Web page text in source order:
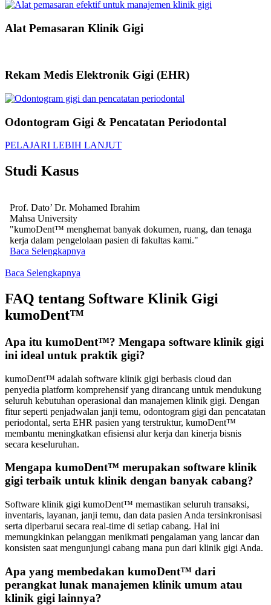
Alat Pemasaran Klinik Gigi
Rekam Medis Elektronik Gigi (EHR)
Odontogram Gigi & Pencatatan Periodontal
PELAJARI LEBIH LANJUT
Studi Kasus
Prof. Dato’ Dr. Mohamed Ibrahim
Mahsa University
"kumoDent™ menghemat banyak dokumen, ruang, dan tenaga
kerja dalam pengelolaan pasien di fakultas kami."
Baca Selengkapnya
Baca Selengkapnya
FAQ tentang Software Klinik Gigi
kumoDent™
Apa itu kumoDent™? Mengapa software klinik gigi
ini ideal untuk praktik gigi?
kumoDent™ adalah software klinik gigi berbasis cloud dan
penyedia platform komprehensif yang dirancang untuk mendukung
seluruh kebutuhan operasional dan manajemen klinik gigi. Dengan
fitur seperti penjadwalan janji temu, odontogram gigi dan pencatatan
periodontal, serta EHR pasien yang terstruktur, kumoDent™
membantu meningkatkan efisiensi alur kerja dan kinerja bisnis
secara keseluruhan.
Mengapa kumoDent™ merupakan software klinik
gigi terbaik untuk klinik dengan banyak cabang?
Software klinik gigi kumoDent™ memastikan seluruh transaksi,
inventaris, layanan, janji temu, dan data pasien Anda tersinkronisasi
serta diperbarui secara real-time di setiap cabang. Hal ini
memungkinkan pelanggan menikmati pengalaman yang lancar dan
konsisten saat mengunjungi cabang mana pun dari klinik gigi Anda.
Apa yang membedakan kumoDent™ dari
perangkat lunak manajemen klinik umum atau
klinik gigi lainnya?